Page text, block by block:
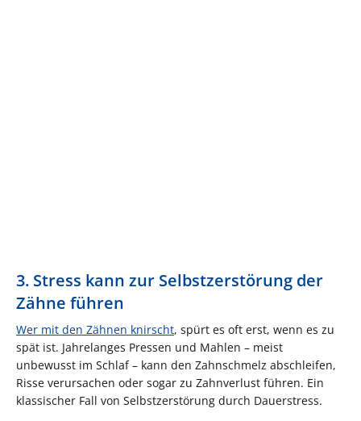
3. Stress kann zur Selbstzerstörung der
Zähne führen
Wer mit den Zähnen knirscht, spürt es oft erst, wenn es zu
spät ist. Jahrelanges Pressen und Mahlen – meist
unbewusst im Schlaf – kann den Zahnschmelz abschleifen,
Risse verursachen oder sogar zu Zahnverlust führen. Ein
klassischer Fall von Selbstzerstörung durch Dauerstress.